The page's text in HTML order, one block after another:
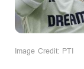
Image Credit: PTI